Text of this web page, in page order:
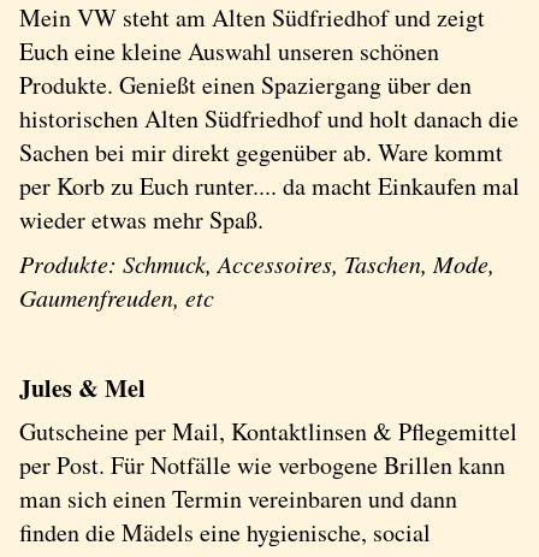
Mein VW steht am Alten Südfriedhof und zeigt
Euch eine kleine Auswahl unseren schönen
Produkte. Genießt einen Spaziergang über den
historischen Alten Südfriedhof und holt danach die
Sachen bei mir direkt gegenüber ab. Ware kommt
per Korb zu Euch runter.... da macht Einkaufen mal
wieder etwas mehr Spaß.
Produkte: Schmuck, Accessoires, Taschen, Mode,
Gaumenfreuden, etc
Jules & Mel
Gutscheine per Mail, Kontaktlinsen & Pflegemittel
per Post. Für Notfälle wie verbogene Brillen kann
man sich einen Termin vereinbaren und dann
finden die Mädels eine hygienische, social